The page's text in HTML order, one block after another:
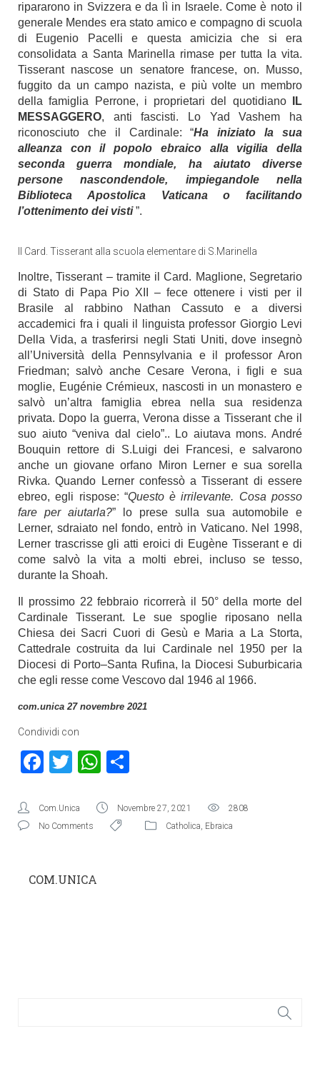
ripararono in Svizzera e da lì in Israele. Come è noto il
generale Mendes era stato amico e compagno di scuola
di Eugenio Pacelli e questa amicizia che si era
consolidata a Santa Marinella rimase per tutta la vita.
Tisserant nascose un senatore francese, on. Musso,
fuggito da un campo nazista, e più volte un membro
della famiglia Perrone, i proprietari del quotidiano
IL
MESSAGGERO, anti fascisti. Lo Yad Vashem ha
riconosciuto che il Cardinale: “Ha iniziato la sua
alleanza con il popolo ebraico alla vigilia della
seconda guerra mondiale, ha aiutato diverse
persone nascondendole, impiegandole nella
Biblioteca Apostolica Vaticana o facilitando
l’ottenimento dei visti”.
Il Card. Tisserant alla scuola elementare di S.Marinella
Inoltre, Tisserant – tramite il Card. Maglione, Segretario
di Stato di Papa Pio XII – fece ottenere i visti per il
Brasile al rabbino Nathan Cassuto e a diversi
accademici fra i quali il linguista professor Giorgio Levi
Della Vida, a trasferirsi negli Stati Uniti, dove insegnò
all’Università della Pennsylvania e il professor Aron
Friedman; salvò anche Cesare Verona, i figli e sua
moglie, Eugénie Crémieux, nascosti in un monastero e
salvò un’altra famiglia ebrea nella sua residenza
privata. Dopo la guerra, Verona disse a Tisserant che il
suo aiuto “veniva dal cielo”.. Lo aiutava mons. André
Bouquin rettore di S.Luigi dei Francesi, e salvarono
anche un giovane orfano Miron Lerner e sua sorella
Rivka. Quando Lerner confessò a Tisserant di essere
ebreo, egli rispose: “Questo è irrilevante. Cosa posso
fare per aiutarla?” lo prese sulla sua automobile e
Lerner, sdraiato nel fondo, entrò in Vaticano. Nel 1998,
Lerner trascrisse gli atti eroici di Eugène Tisserant e di
come salvò la vita a molti ebrei, incluso se tesso,
durante la Shoah.
Il prossimo 22 febbraio ricorrerà il 50° della morte del
Cardinale Tisserant. Le sue spoglie riposano nella
Chiesa dei Sacri Cuori di Gesù e Maria a La Storta,
Cattedrale costruita da lui Cardinale nel 1950 per la
Diocesi di Porto–Santa Rufina, la Diocesi Suburbicaria
che egli resse come Vescovo dal 1946 al 1966.
com.unica 27 novembre 2021
Condividi con
Facebook
TwitterWhatsApp
Com.Unica Novembre 27, 2021
2808
No Comments
Catholica, Ebraica
COM.UNICA